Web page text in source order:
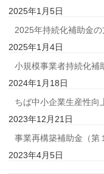
2025年1月5日
2025年持続化補助金の
2025年1月4日
小規模事業者持続化補
2024年1月18日
ちば中小企業生産性向
2023年12月21日
事業再構築補助金（第
2023年4月5日